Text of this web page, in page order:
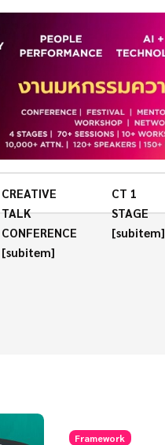
CREATIVE
TALK
CONFERENCE
[subitem]
CT 1
STAGE
[subitem]
Framework